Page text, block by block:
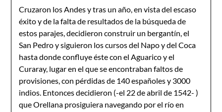
Cruzaron los Andes y tras un año, en vista del escaso
éxito y de la falta de resultados de la búsqueda de
estos parajes, decidieron construir un bergantín, el
San Pedro y siguieron los cursos del Napo y del Coca
hasta donde confluye éste con el Aguarico y el
Curaray, lugar en el que se encontraban faltos de
provisiones, con pérdidas de 140 españoles y 3000
indios. Entonces decidieron (-el 22 de abril de 1542- )
que Orellana prosiguiera navegando por el río en